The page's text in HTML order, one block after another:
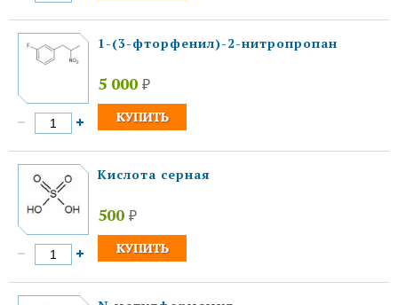
1-(3-фторфенил)-2-нитропропан
5 000 ₽
Кислота серная
500 ₽